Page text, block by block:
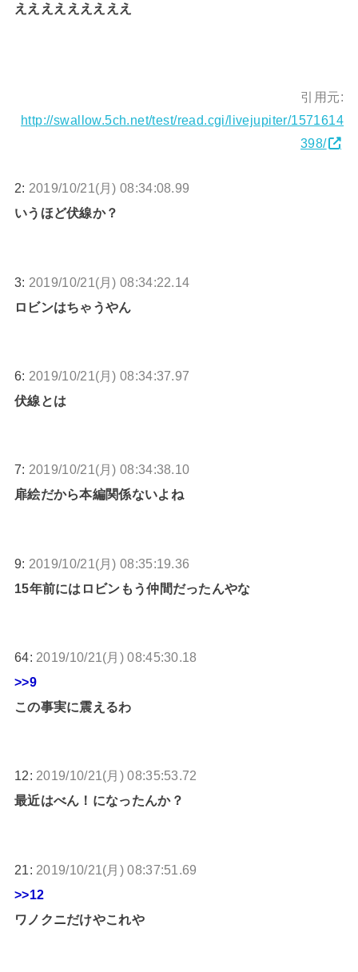
えええええええええ
引用元:
http://swallow.5ch.net/test/read.cgi/livejupiter/1571614
398/
2: 2019/10/21(月) 08:34:08.99
いうほど伏線か？
3: 2019/10/21(月) 08:34:22.14
ロビンはちゃうやん
6: 2019/10/21(月) 08:34:37.97
伏線とは
7: 2019/10/21(月) 08:34:38.10
扉絵だから本編関係ないよね
9: 2019/10/21(月) 08:35:19.36
15年前にはロビンもう仲間だったんやな
64: 2019/10/21(月) 08:45:30.18
>>9
この事実に震えるわ
12: 2019/10/21(月) 08:35:53.72
最近はべん！になったんか？
21: 2019/10/21(月) 08:37:51.69
>>12
ワノクニだけやこれや